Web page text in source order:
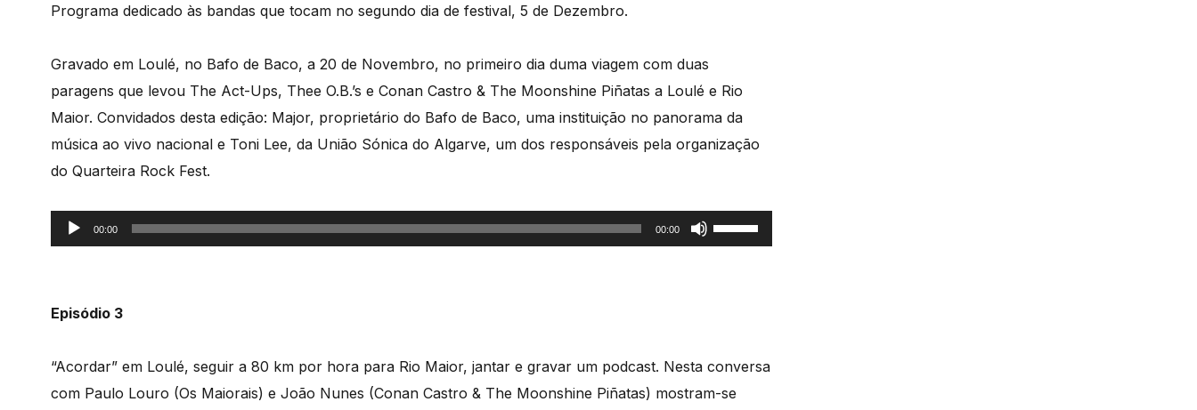
Programa dedicado às bandas que tocam no segundo dia de festival, 5 de Dezembro.
Gravado em Loulé, no Bafo de Baco, a 20 de Novembro, no primeiro dia duma viagem com duas
paragens que levou The Act-Ups, Thee O.B.’s e Conan Castro & The Moonshine Piñatas a Loulé e Rio
Maior. Convidados desta edição: Major, proprietário do Bafo de Baco, uma instituição no panorama da
música ao vivo nacional e Toni Lee, da União Sónica do Algarve, um dos responsáveis pela organização
do Quarteira Rock Fest.
Reprodutor
de
00:00 00:00
Use
as
Episódio 3
“Acordar” em Loulé, seguir a 80 km por hora para Rio Maior, jantar e gravar um podcast. Nesta conversa
com Paulo Louro (Os Maiorais) e João Nunes (Conan Castro & The Moonshine Piñatas) mostram-se